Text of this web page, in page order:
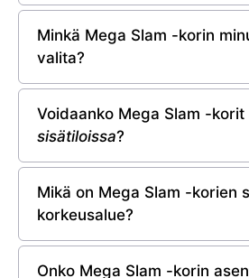
Minkä Mega Slam -korin
valita?
Voidaanko Mega Slam -korit
sisätiloissa?
Mikä on Mega Slam -korien
korkeusalue?
Onko Mega Slam -korin